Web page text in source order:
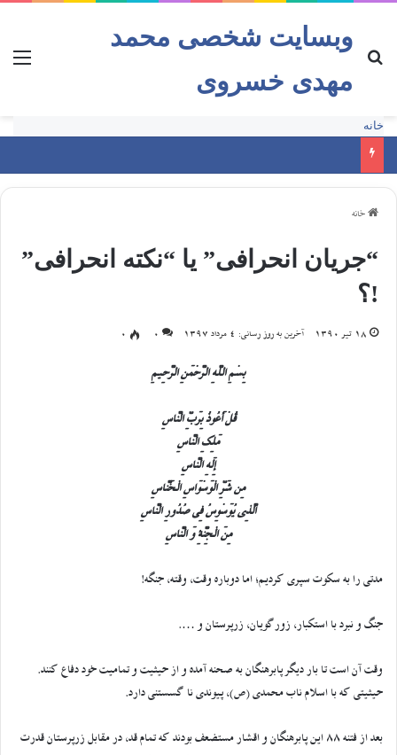
وبسایت شخصی محمد
مهدی خسروی
خانه
خانه
“جریان انحرافی” یا “نکته انحرافی”
!؟
18 تیر 1390 آخرین به روز رسانی: 4 مرداد 1397 0
0
بِسْمِ اللَّهِ الرَّحْمَنِ الرَّحِیمِ
قُلْ أَعُوذُ بِرَبِّ النَّاسِ
مَلِکِ النَّاسِ
إِلَهِ النَّاسِ
مِن شَرِّ الْوَسْوَاسِ الْخَنَّاسِ
الَّذِی یُوَسْوِسُ فِی صُدُورِ النَّاسِ
مِنَ الْجِنَّةِ وَ النَّاسِ
مدتی را به سکوت سپری کردیم؛ اما دوباره وقت، وقته، جنگه!
جنگ و نبرد با استکبار، زورگویان، زرپرستان و ….
وقت آن است تا بار دیگر پابرهنگان به صحنه آمده و از حیثیت و تمامیت خود دفاع کنند.
حیثیتی که با اسلام ناب محمدی (ص)، پیوندی نا گسستنی دارد.
بعد از فتنه 88 این پابرهنگان و اقشار مستضعف بودند که تمام قد، در مقابل زرپرستان قدرت